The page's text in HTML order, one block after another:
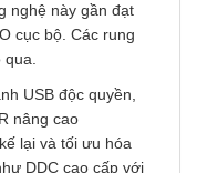
nghệ này gần đạt
cục bộ. Các rung
qua.
USB độc quyền,
nâng cao
lại và tối ưu hóa
DDC cao cấp với